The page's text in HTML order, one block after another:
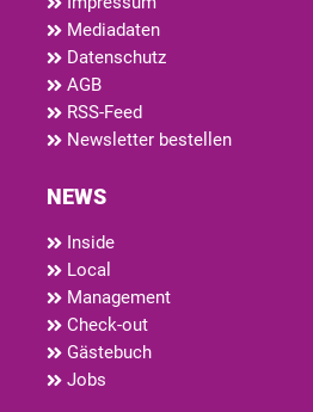
Mediadaten
Datenschutz
AGB
RSS-Feed
Newsletter bestellen
NEWS
Inside
Local
Management
Check-out
Gästebuch
Jobs